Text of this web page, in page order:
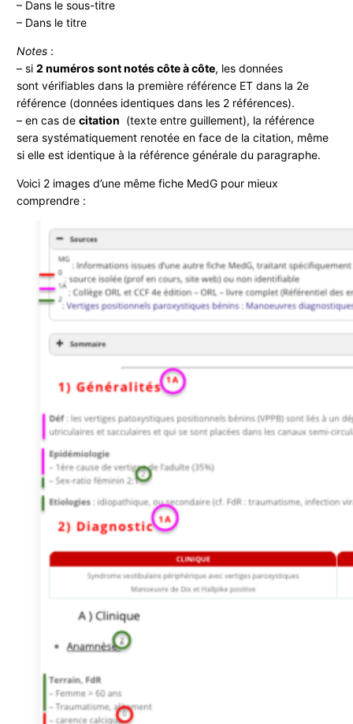
– Dans le sous-titre
– Dans le titre
Notes:
– si 2 numéros sont notés côte à côte, les données
sont vérifiables dans la première référence ET dans la 2e
référence (données identiques dans les 2 références).
– en cas de citation (texte entre guillement), la référence
sera systématiquement renotée en face de la citation, même
si elle est identique à la référence générale du paragraphe.
Voici 2 images d’une même fiche MedG pour mieux
comprendre :